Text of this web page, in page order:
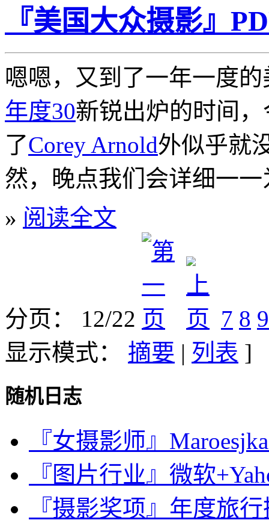
『美国大众摄影』
嗯嗯，又到了一年一度
年度30新锐出炉的时间
了Corey Arnold外似乎就
然，晚点我们会详细一
» 阅读全文
分页： 12/22 7 8 9
显示模式： 摘要 | 列表 ]
随机日志
『女摄影师』
『图片行业』微软
『摄影奖项』年度旅